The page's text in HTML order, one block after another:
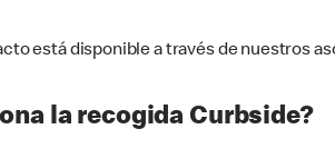
está disponible a través de nuestros
la recogida Curbside?